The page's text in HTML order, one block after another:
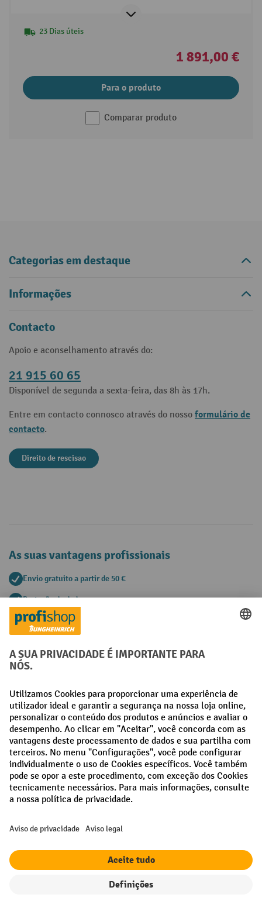
Ordenação
23 Dias úteis
1 891,00 €
Para o produto
Comparar produto
Categorias em destaque
Informações
Contacto
Apoio e aconselhamento através do:
21 915 60 65
Disponível de segunda a sexta-feira, das 8h às 17h.
Entre em contacto connosco através do nosso formulário de
contacto.
Direito de rescisao
As suas vantagens profissionais
Envio gratuito a partir de 50 €
Proteção de dados segura
Aconselhamento pessoal de compra
Métodos de pagamento
Creditcard (Master)Creditcard (Visa)Pré-pagamento
Redes sociais
Facebook
LinkedIn
Instagram
Proteção de dados Definições de privacidade
Todos os preços excl. IVA maiscustos de envio
entrega, se não indicado o contrário.
¹ O desconto é válido enquanto durarem os stocks. O desconto não se